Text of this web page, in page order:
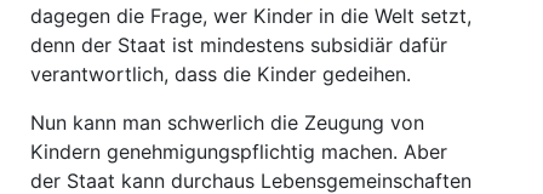
dagegen die Frage, wer Kinder in die Welt setzt,
denn der Staat ist mindestens subsidiär dafür
verantwortlich, dass die Kinder gedeihen.
Nun kann man schwerlich die Zeugung von
Kindern genehmigungspflichtig machen. Aber
der Staat kann durchaus Lebensgemeinschaften